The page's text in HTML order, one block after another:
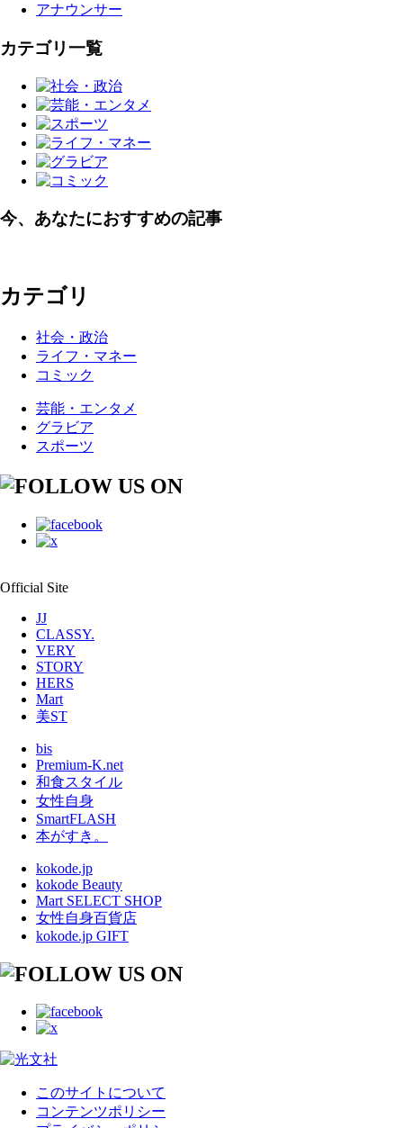
アナウンサー
カテゴリ一覧
今、あなたにおすすめの記事
カテゴリ
社会・政治
ライフ・マネー
コミック
芸能・エンタメ
グラビア
スポーツ
Official Site
JJ
CLASSY.
VERY
STORY
HERS
Mart
美ST
bis
Premium-K.net
和食スタイル
女性自身
SmartFLASH
本がすき。
kokode.jp
kokode Beauty
Mart SELECT SHOP
女性自身百貨店
kokode.jp GIFT
このサイトについて
コンテンツポリシー